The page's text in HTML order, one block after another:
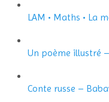
LAM • Maths • La
Un poème illustré
Conte russe –